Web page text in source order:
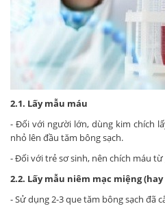
2.1. Lấy mẫu máu
- Đối với người lớn, dùng kim chích
nhỏ lên đầu tăm bông sạch.
- Đối với trẻ sơ sinh, nên chích máu
2.2. Lấy mẫu niêm mạc miệng
- Sử dụng 2-3 que tăm bông sạch đã